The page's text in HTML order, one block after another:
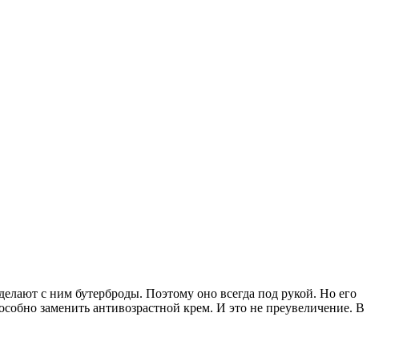
с ним бутерброды. Поэтому оно всегда под рукой. Но его
заменить антивозрастной крем. И это не преувеличение. В